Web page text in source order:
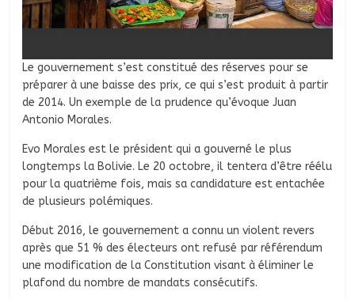
Le gouvernement s’est constitué des réserves pour se
préparer à une baisse des prix, ce qui s’est produit à partir
de 2014. Un exemple de la prudence qu’évoque Juan
Antonio Morales.
Evo Morales est le président qui a gouverné le plus
longtemps la Bolivie. Le 20 octobre, il tentera d’être réélu
pour la quatrième fois, mais sa candidature est entachée
de plusieurs polémiques.
Début 2016, le gouvernement a connu un violent revers
après que 51 % des électeurs ont refusé par référendum
une modification de la Constitution visant à éliminer le
plafond du nombre de mandats consécutifs.